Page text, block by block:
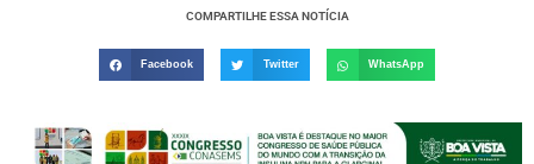
COMPARTILHE ESSA NOTÍCIA
Facebook Twitter WhatsApp